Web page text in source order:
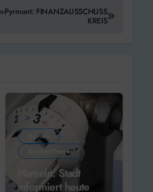
Pyrmont: FINANZAUSSCHUSS
KREIS
Hameln
Service-Themen
Hameln: Stadt
informiert heute